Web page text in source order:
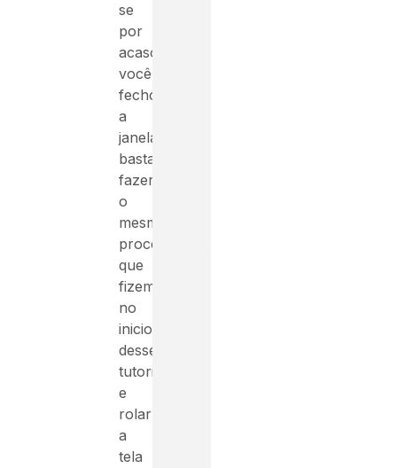
se
por
acaso
você
fechou
a
janela
basta
fazer
o
mesmo
procedimento
que
fizemos
no
inicio
desse
tutorial
e
rolar
a
tela